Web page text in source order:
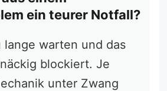
ein teurer Notfall?
lange warten und das
blockiert. Je
unter Zwang